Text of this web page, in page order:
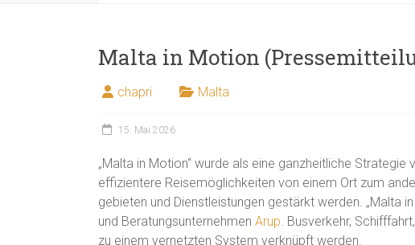
Malta in Motion
chapri Malta
15. Mai 2026
„Malta in Motion“ wurde als eine ganzheitliche
effizientere Reisemöglichkeiten von einem Ort zum
gebieten und Dienstleistungen gestärkt werden. „Malta
und Beratungsunternehmen Arup. Busverkehr,
zu einem vernetzten System verknüpft werden.